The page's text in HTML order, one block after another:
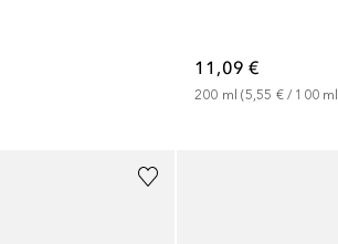
11,09 €
200 ml (5,55 € / 100 ml